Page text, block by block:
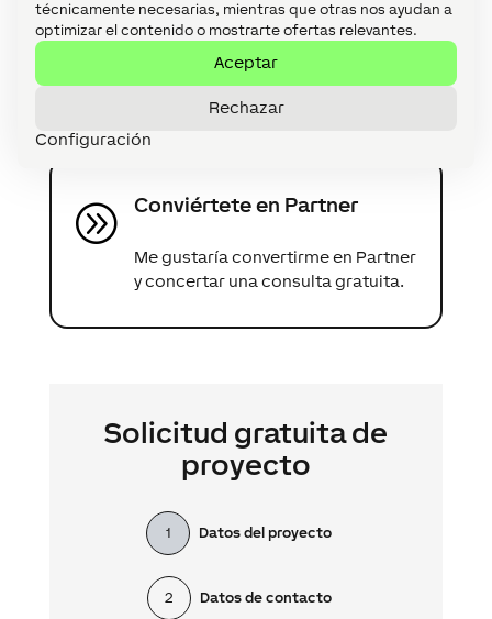
técnicamente necesarias, mientras que otras nos ayudan a
optimizar el contenido o mostrarte ofertas relevantes.
Aceptar
Rechazar
Configuración
Envíanos tu consulta gratuitamente
sobre tu proyecto.
A Conviértete en Partner
Me gustaría convertirme en Partner
y concertar una consulta gratuita.
Solicitud gratuita de
proyecto
1 Datos del proyecto
2 Datos de contacto